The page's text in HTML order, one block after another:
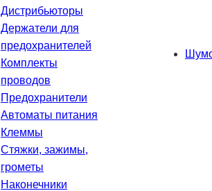
Дистрибьюторы
Держатели для
предохранителей
Комплекты
проводов
Предохранители
Автоматы питания
Клеммы
Стяжки, зажимы,
грометы
Наконечники